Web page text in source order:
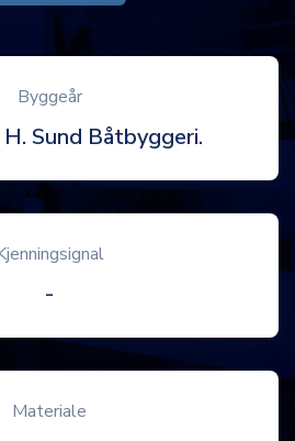
Byggeår
Sund Båtbyggeri.
-
Materiale